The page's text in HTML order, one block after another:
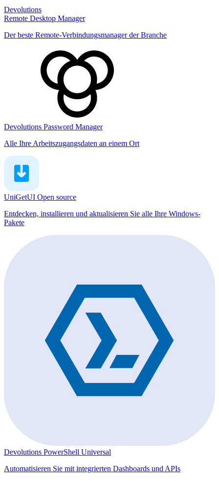
Devolutions
Remote Desktop Manager
Der beste Remote-Verbindungsmanager der Branche
Devolutions Password Manager
Alle Ihre Arbeitszugangsdaten an einem Ort
UniGetUI Open source
Entdecken, installieren und aktualisieren Sie alle Ihre Windows-
Pakete
Devolutions PowerShell Universal
Automatisieren Sie mit integrierten Dashboards und APIs